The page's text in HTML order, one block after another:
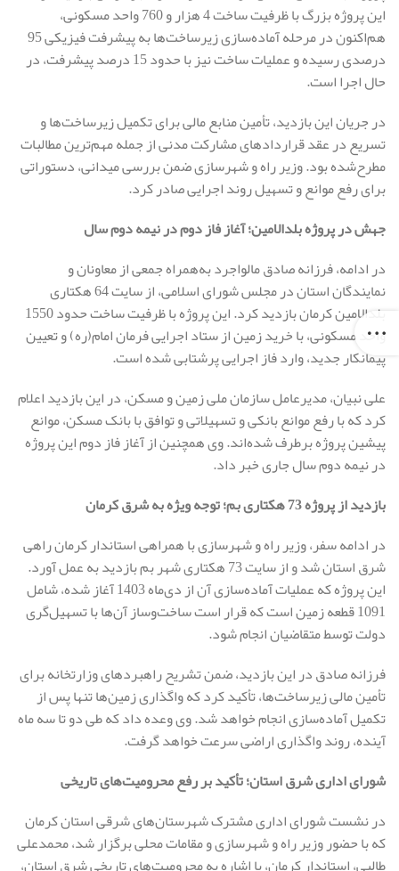
این پروژه بزرگ با ظرفیت ساخت 4 هزار و 760 واحد مسکونی،
هم‌اکنون در مرحله آماده‌سازی زیرساخت‌ها به پیشرفت فیزیکی 95
درصدی رسیده و عملیات ساخت نیز با حدود 15 درصد پیشرفت، در
حال اجرا است.
در جریان این بازدید، تأمین منابع مالی برای تکمیل زیرساخت‌ها و
تسریع در عقد قراردادهای مشارکت مدنی از جمله مهم‌ترین مطالبات
مطرح‌شده بود. وزیر راه و شهرسازی ضمن بررسی میدانی، دستوراتی
برای رفع موانع و تسهیل روند اجرایی صادر کرد.
جهش در پروژه بلدالامین؛ آغاز فاز دوم در نیمه دوم سال
در ادامه، فرزانه صادق مالواجرد به‌همراه جمعی از معاونان و
نمایندگان استان در مجلس شورای اسلامی، از سایت 64 هکتاری
بلدالامین کرمان بازدید کرد. این پروژه با ظرفیت ساخت حدود 1550
واحد مسکونی، با خرید زمین از ستاد اجرایی فرمان امام(ره) و تعیین
پیمانکار جدید، وارد فاز اجرایی پرشتابی شده است.
علی نبیان، مدیرعامل سازمان ملی زمین و مسکن، در این بازدید اعلام
کرد که با رفع موانع بانکی و تسهیلاتی و توافق با بانک مسکن، موانع
پیشین پروژه برطرف شده‌اند. وی همچنین از آغاز فاز دوم این پروژه
در نیمه دوم سال جاری خبر داد.
بازدید از پروژه 73 هکتاری بم؛ توجه ویژه به شرق کرمان
در ادامه سفر، وزیر راه و شهرسازی با همراهی استاندار کرمان راهی
شرق استان شد و از سایت 73 هکتاری شهر بم بازدید به عمل آورد.
این پروژه که عملیات آماده‌سازی آن از دی‌ماه 1403 آغاز شده، شامل
1091 قطعه زمین است که قرار است ساخت‌وساز آن‌ها با تسهیل‌گری
دولت توسط متقاضیان انجام شود.
فرزانه صادق در این بازدید، ضمن تشریح راهبردهای وزارتخانه برای
تأمین مالی زیرساخت‌ها، تأکید کرد که واگذاری زمین‌ها تنها پس از
تکمیل آماده‌سازی انجام خواهد شد. وی وعده داد که طی دو تا سه ماه
آینده، روند واگذاری اراضی سرعت خواهد گرفت.
شورای اداری شرق استان؛ تأکید بر رفع محرومیت‌های تاریخی
در نشست شورای اداری مشترک شهرستان‌های شرقی استان کرمان
که با حضور وزیر راه و شهرسازی و مقامات محلی برگزار شد، محمدعلی